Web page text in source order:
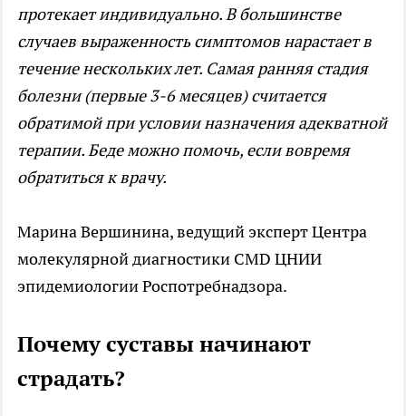
протекает индивидуально. В большинстве
случаев выраженность симптомов нарастает в
течение нескольких лет. Самая ранняя стадия
болезни (первые 3-6 месяцев) считается
обратимой при условии назначения адекватной
терапии. Беде можно помочь, если вовремя
обратиться к врачу.
Марина Вершинина, ведущий эксперт Центра
молекулярной диагностики CMD ЦНИИ
эпидемиологии Роспотребнадзора.
Почему суставы начинают
страдать?